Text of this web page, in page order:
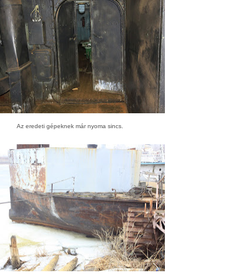
Az eredeti gépeknek már nyoma sincs.